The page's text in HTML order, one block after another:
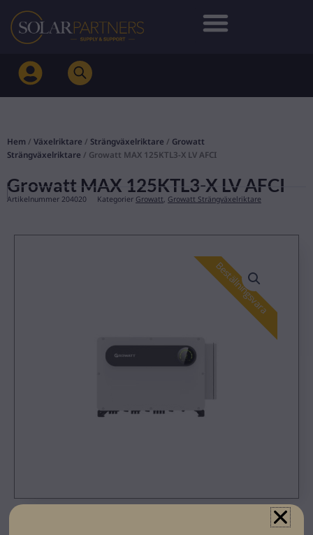
Hoppa
innehåll
Hem / Växelriktare / Strängväxelriktare / Growatt
Strängväxelriktare / Growatt MAX 125KTL3-X LV AFCI
Growatt MAX 125KTL3-X LV AFCI
Artikelnummer 204020 Kategorier Growatt, Growatt Strängväxelriktare
Beställningsvara